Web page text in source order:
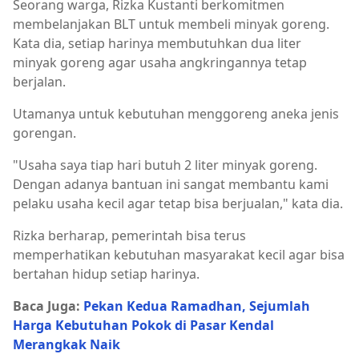
Seorang warga, Rizka Kustanti berkomitmen
membelanjakan BLT untuk membeli minyak goreng.
Kata dia, setiap harinya membutuhkan dua liter
minyak goreng agar usaha angkringannya tetap
berjalan.
Utamanya untuk kebutuhan menggoreng aneka jenis
gorengan.
"Usaha saya tiap hari butuh 2 liter minyak goreng.
Dengan adanya bantuan ini sangat membantu kami
pelaku usaha kecil agar tetap bisa berjualan," kata dia.
Rizka berharap, pemerintah bisa terus
memperhatikan kebutuhan masyarakat kecil agar bisa
bertahan hidup setiap harinya.
Baca Juga: Pekan Kedua Ramadhan, Sejumlah
Harga Kebutuhan Pokok di Pasar Kendal
Merangkak Naik